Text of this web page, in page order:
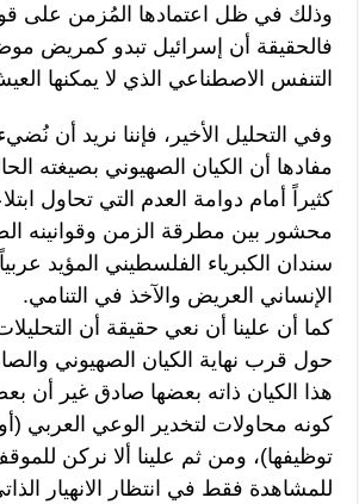
وذلك في ظل اعتمادها المُزمن على
فالحقيقة أن إسرائيل تبدو كمريض
التنفس الاصطناعي الذي لا يمكنها
وفي التحليل الأخير، فإننا نريد أن
مفادها أن الكيان الصهيوني بصيغته
كثيراً أمام دوامة العدم التي تحاول
محشور بين مطرقة الزمن وقوانينه
سندان الكبرياء الفلسطيني المؤيد عربياً
الإنساني العريض والآخذ في التنامي.
كما أن علينا أن نعي حقيقة أن
حول قرب نهاية الكيان الصهيوني
هذا الكيان ذاته بعضها صادق غير أن
كونه محاولات لتخدير الوعي العربي
توظيفها)، ومن ثم علينا ألا نركن
للمشاهدة فقط في انتظار الانهيار